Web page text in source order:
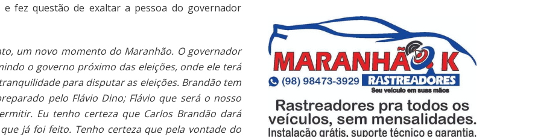
fez questão de exaltar a pessoa do governador
um novo momento do Maranhão. O governador
o governo próximo das eleições, onde ele terá
para disputar as eleições. Brandão tem
pelo Flávio Dino; Flávio que será o nosso
Eu tenho certeza que Carlos Brandão dará
já foi feito. Tenho certeza que pela vontade do